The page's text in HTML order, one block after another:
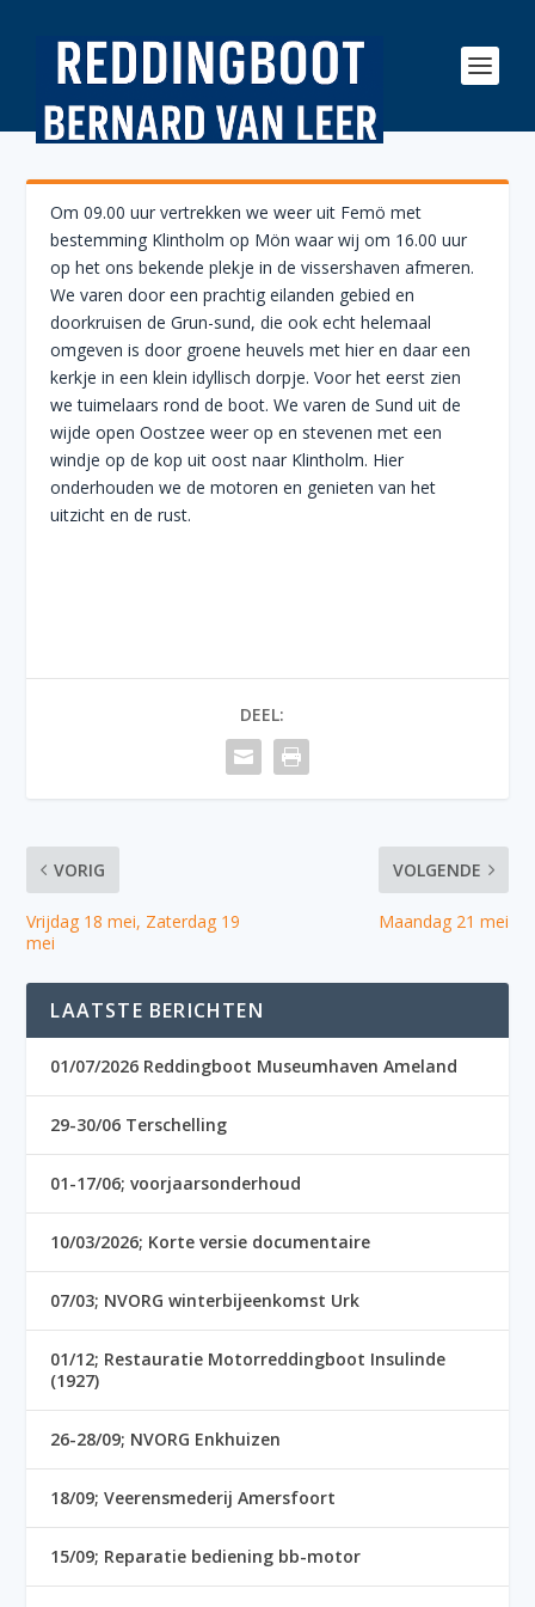
Om 09.00 uur vertrekken we weer uit Femö met
bestemming Klintholm op Mön waar wij om 16.00 uur
op het ons bekende plekje in de vissershaven afmeren.
We varen door een prachtig eilanden gebied en
doorkruisen de Grun-sund, die ook echt helemaal
omgeven is door groene heuvels met hier en daar een
kerkje in een klein idyllisch dorpje. Voor het eerst zien
we tuimelaars rond de boot. We varen de Sund uit de
wijde open Oostzee weer op en stevenen met een
windje op de kop uit oost naar Klintholm. Hier
onderhouden we de motoren en genieten van het
uitzicht en de rust.
DEEL:
VORIG
Vrijdag 18 mei, Zaterdag 19
mei
VOLGENDE
Maandag 21 mei
LAATSTE BERICHTEN
01/07/2026 Reddingboot Museumhaven Ameland
29-30/06 Terschelling
01-17/06; voorjaarsonderhoud
10/03/2026; Korte versie documentaire
07/03; NVORG winterbijeenkomst Urk
01/12; Restauratie Motorreddingboot Insulinde
(1927)
26-28/09; NVORG Enkhuizen
18/09; Veerensmederij Amersfoort
15/09; Reparatie bediening bb-motor